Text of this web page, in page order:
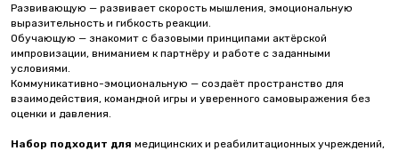
Развивающую — развивает скорость мышления, эмоциональную
выразительность и гибкость реакции.
Обучающую — знакомит с базовыми принципами актёрской
импровизации, вниманием к партнёру и работе с заданными
условиями.
Коммуникативно-эмоциональную — создаёт пространство для
взаимодействия, командной игры и уверенного самовыражения без
оценки и давления.
Набор подходит для медицинских и реабилитационных учреждений,